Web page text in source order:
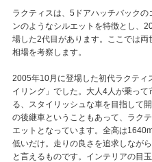
ラクティスは、5ドアハッチバック
ンのようなシルエットを特徴とし、
場した2代目があります。ここでは
相場を考察します。
2005年10月に登場した初代ラクティ
イリング」でした。大人4人が乗っ
る、スタイリッシュな車を目指して
の後継車ということもあって、ラク
エットとなっています。全高は
低いだけ。走りの良さを追求しなが
と言えるものです。インテリアの目